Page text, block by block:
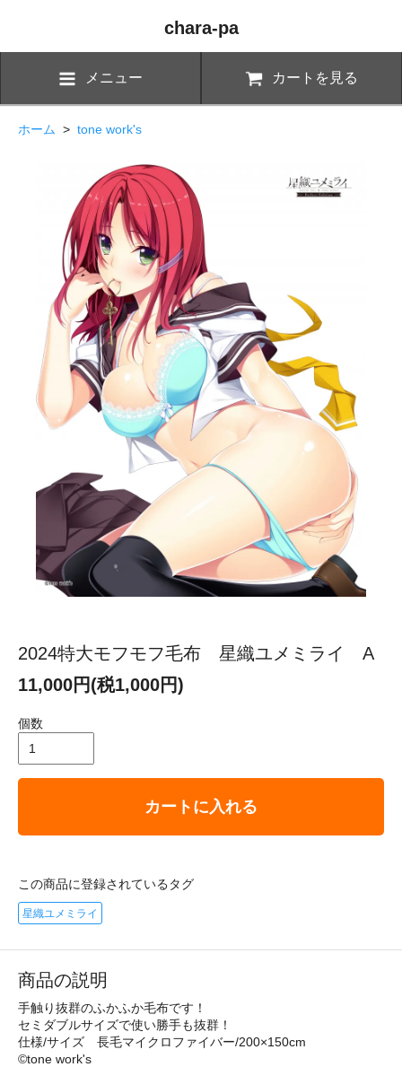
chara-pa
メニュー カートを見る
ホーム > tone work's
2024特大モフモフ毛布 星織ユメミライ A
11,000円(税1,000円)
個数
カートに入れる
この商品に登録されているタグ
星織ユメミライ
商品の説明
手触り抜群のふかふか毛布です！
セミダブルサイズで使い勝手も抜群！
仕様/サイズ 長毛マイクロファイバー/200×150cm
©tone work's